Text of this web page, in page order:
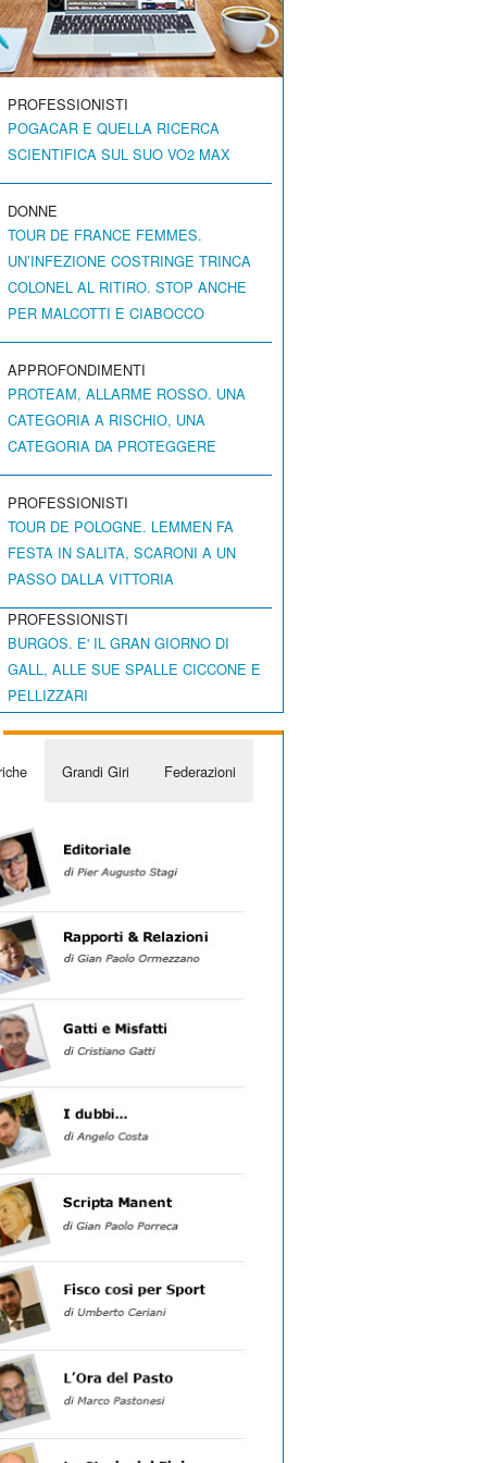
PROFESSIONISTI
POGACAR E QUELLA RICERCA
SCIENTIFICA SUL SUO VO2 MAX
DONNE
TOUR DE FRANCE FEMMES.
UN’INFEZIONE COSTRINGE TRINCA
COLONEL AL RITIRO. STOP ANCHE
PER MALCOTTI E CIABOCCO
APPROFONDIMENTI
PROTEAM, ALLARME ROSSO. UNA
CATEGORIA A RISCHIO, UNA
CATEGORIA DA PROTEGGERE
PROFESSIONISTI
TOUR DE POLOGNE. LEMMEN FA
FESTA IN SALITA, SCARONI A UN
PASSO DALLA VITTORIA
PROFESSIONISTI
BURGOS. E' IL GRAN GIORNO DI
GALL, ALLE SUE SPALLE CICCONE E
PELLIZZARI
Grandi Giri Federazioni